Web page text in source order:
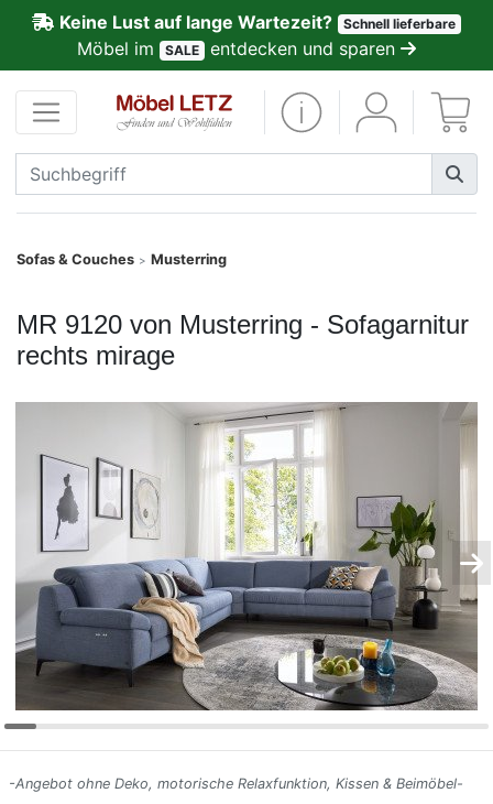
Keine Lust auf lange Wartezeit? Schnell lieferbare
Möbel im SALE entdecken und sparen
Sofas & Couches > Musterring
MR 9120 von Musterring - Sofagarnitur
rechts mirage
-Angebot ohne Deko, motorische Relaxfunktion, Kissen & Beimöbel-
Kundenmeinungen
Anmelden
PREMIUM
Schnell
SALE
Möbel-
Konfigurator
0%
Finanzierung
Markenwelt
Letz-
Deals